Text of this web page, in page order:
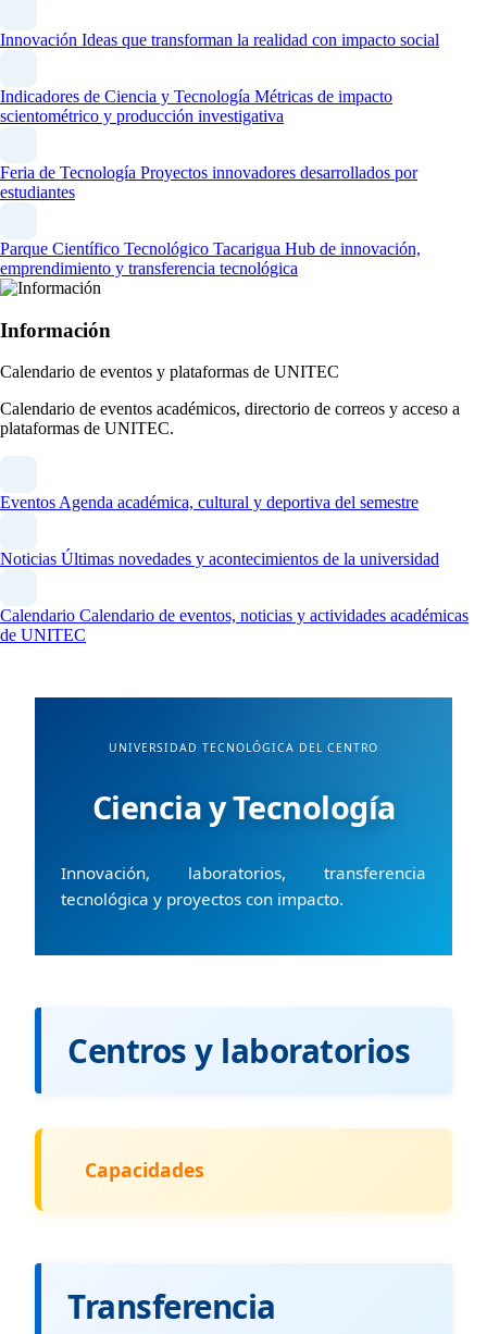
Innovación Ideas que transforman la realidad con impacto social
Indicadores de Ciencia y Tecnología Métricas de impacto
scientométrico y producción investigativa
Feria de Tecnología Proyectos innovadores desarrollados por
estudiantes
Parque Científico Tecnológico Tacarigua Hub de innovación,
emprendimiento y transferencia tecnológica
Información
Calendario de eventos y plataformas de UNITEC
Calendario de eventos académicos, directorio de correos y acceso a
plataformas de UNITEC.
Eventos Agenda académica, cultural y deportiva del semestre
Noticias Últimas novedades y acontecimientos de la universidad
Calendario Calendario de eventos, noticias y actividades académicas
de UNITEC
UNIVERSIDAD TECNOLÓGICA DEL CENTRO
Ciencia y Tecnología
Innovación, laboratorios, transferencia
tecnológica y proyectos con impacto.
Centros y laboratorios
Capacidades
Transferencia